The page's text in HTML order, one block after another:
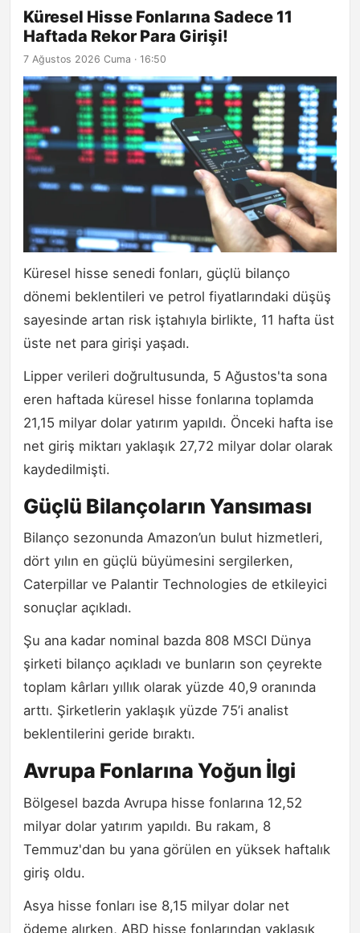
Küresel Hisse Fonlarına Sadece 11
Haftada Rekor Para Girişi!
7 Ağustos 2026 Cuma · 16:50
Küresel hisse senedi fonları, güçlü bilanço
dönemi beklentileri ve petrol fiyatlarındaki düşüş
sayesinde artan risk iştahıyla birlikte, 11 hafta üst
üste net para girişi yaşadı.
Lipper verileri doğrultusunda, 5 Ağustos'ta sona
eren haftada küresel hisse fonlarına toplamda
21,15 milyar dolar yatırım yapıldı. Önceki hafta ise
net giriş miktarı yaklaşık 27,72 milyar dolar olarak
kaydedilmişti.
Güçlü Bilançoların Yansıması
Bilanço sezonunda Amazon’un bulut hizmetleri,
dört yılın en güçlü büyümesini sergilerken,
Caterpillar ve Palantir Technologies de etkileyici
sonuçlar açıkladı.
Şu ana kadar nominal bazda 808 MSCI Dünya
şirketi bilanço açıkladı ve bunların son çeyrekte
toplam kârları yıllık olarak yüzde 40,9 oranında
arttı. Şirketlerin yaklaşık yüzde 75’i analist
beklentilerini geride bıraktı.
Avrupa Fonlarına Yoğun İlgi
Bölgesel bazda Avrupa hisse fonlarına 12,52
milyar dolar yatırım yapıldı. Bu rakam, 8
Temmuz'dan bu yana görülen en yüksek haftalık
giriş oldu.
Asya hisse fonları ise 8,15 milyar dolar net
ödeme alırken, ABD hisse fonlarından yaklaşık